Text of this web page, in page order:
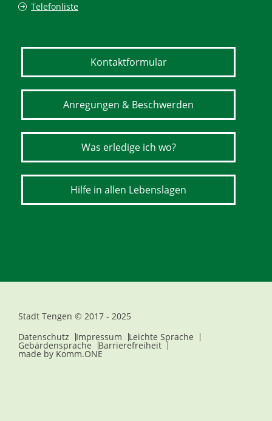
Telefonliste
Kontaktformular
Anregungen & Beschwerden
Was erledige ich wo?
Hilfe in allen Lebenslagen
Stadt Tengen © 2017 - 2025
Datenschutz
Impressum Leichte Sprache
Gebärdensprache Barrierefreiheit
made by Komm.ONE